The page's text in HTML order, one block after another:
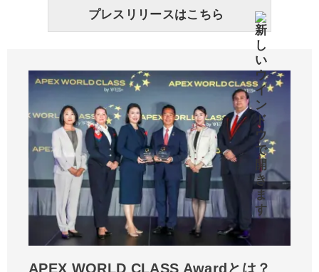
プレスリリースはこちら
APEX WORLD CLASS Awardとは？